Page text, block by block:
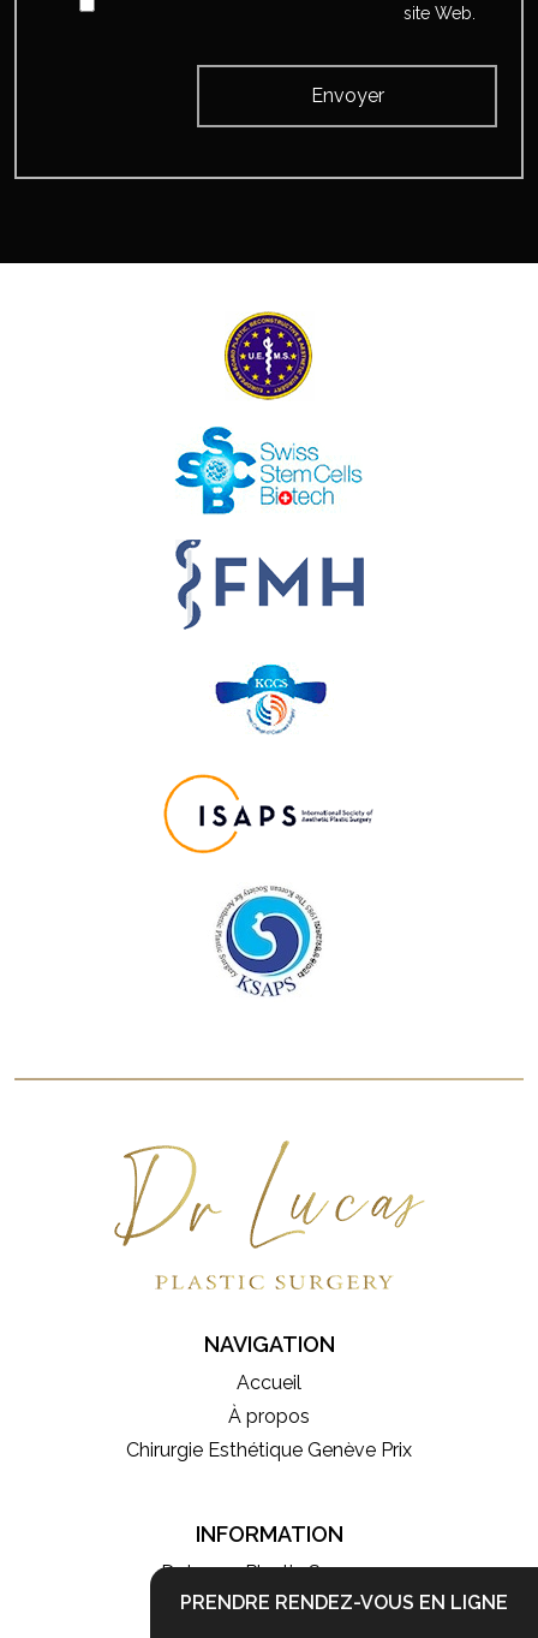
site Web.
NAVIGATION
Accueil
À propos
Chirurgie Esthétique Genève Prix
INFORMATION
Dr Lucas Plastic Surgery
Rue du Rhône 116
PRENDRE RENDEZ-VOUS EN LIGNE